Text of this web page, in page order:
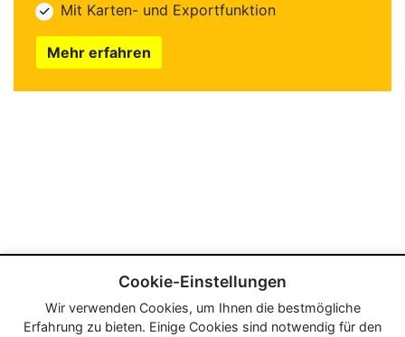
Mit Karten- und Exportfunktion
Mehr erfahren
Cookie-Einstellungen
Wir verwenden Cookies, um Ihnen die bestmögliche
Erfahrung zu bieten. Einige Cookies sind notwendig für den